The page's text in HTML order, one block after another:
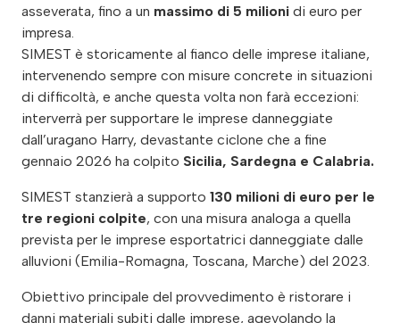
asseverata, fino a un massimo di 5 milioni di euro per
impresa.
SIMEST è storicamente al fianco delle imprese italiane,
intervenendo sempre con misure concrete in situazioni
di difficoltà, e anche questa volta non farà eccezioni:
interverrà per supportare le imprese danneggiate
dall’uragano Harry, devastante ciclone che a fine
gennaio 2026 ha colpito Sicilia, Sardegna e Calabria.
SIMEST stanzierà a supporto 130 milioni di euro per le
tre regioni colpite, con una misura analoga a quella
prevista per le imprese esportatrici danneggiate dalle
alluvioni (Emilia-Romagna, Toscana, Marche) del 2023.
Obiettivo principale del provvedimento è ristorare i
danni materiali subiti dalle imprese, agevolando la